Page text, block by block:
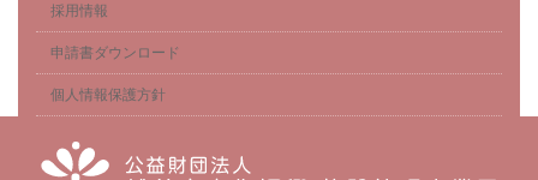
採用情報
申請書ダウンロード
個人情報保護方針